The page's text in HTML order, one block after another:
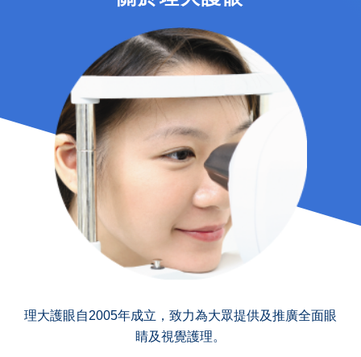
理大護眼自2005年成立，致力為大眾提供及推廣全面眼
睛及視覺護理。